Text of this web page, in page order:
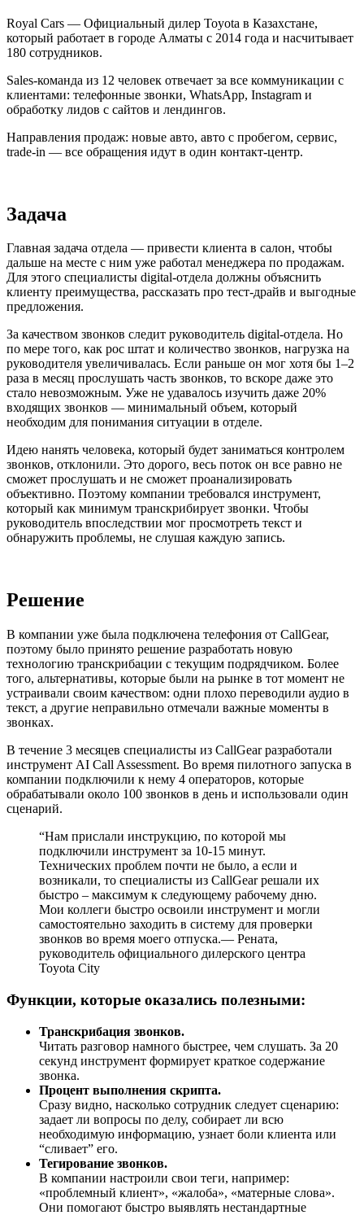
Royal Cars — Официальный дилер Toyota в Казахстане,
который работает в городе Алматы с 2014 года и насчитывает
180 сотрудников.
Sales-команда из 12 человек отвечает за все коммуникации с
клиентами: телефонные звонки, WhatsApp, Instagram и
обработку лидов с сайтов и лендингов.
Направления продаж: новые авто, авто с пробегом, сервис,
trade-in — все обращения идут в один контакт-центр.
Задача
Главная задача отдела — привести клиента в салон, чтобы
дальше на месте с ним уже работал менеджера по продажам.
Для этого специалисты digital-отдела должны объяснить
клиенту преимущества, рассказать про тест-драйв и выгодные
предложения.
За качеством звонков следит руководитель digital-отдела. Но
по мере того, как рос штат и количество звонков, нагрузка на
руководителя увеличивалась. Если раньше он мог хотя бы 1–2
раза в месяц прослушать часть звонков, то вскоре даже это
стало невозможным. Уже не удавалось изучить даже 20%
входящих звонков — минимальный объем, который
необходим для понимания ситуации в отделе.
Идею нанять человека, который будет заниматься контролем
звонков, отклонили. Это дорого, весь поток он все равно не
сможет прослушать и не сможет проанализировать
объективно. Поэтому компании требовался инструмент,
который как минимум транскрибирует звонки. Чтобы
руководитель впоследствии мог просмотреть текст и
обнаружить проблемы, не слушая каждую запись.
Решение
В компании уже была подключена телефония от CallGear,
поэтому было принято решение разработать новую
технологию транскрибации с текущим подрядчиком. Более
того, альтернативы, которые были на рынке в тот момент не
устраивали своим качеством: одни плохо переводили аудио в
текст, а другие неправильно отмечали важные моменты в
звонках.
В течение 3 месяцев специалисты из CallGear разработали
инструмент AI Call Assessment. Во время пилотного запуска в
компании подключили к нему 4 операторов, которые
обрабатывали около 100 звонков в день и использовали один
сценарий.
“Нам прислали инструкцию, по которой мы
подключили инструмент за 10-15 минут.
Технических проблем почти не было, а если и
возникали, то специалисты из CallGear решали их
быстро – максимум к следующему рабочему дню.
Мои коллеги быстро освоили инструмент и могли
самостоятельно заходить в систему для проверки
звонков во время моего отпуска.— Рената,
руководитель официального дилерского центра
Toyota City
Функции, которые оказались полезными:
Транскрибация звонков.
Читать разговор намного быстрее, чем слушать. За 20
секунд инструмент формирует краткое содержание
звонка.
Процент выполнения скрипта.
Сразу видно, насколько сотрудник следует сценарию:
задает ли вопросы по делу, собирает ли всю
необходимую информацию, узнает боли клиента или
“сливает” его.
Тегирование звонков.
В компании настроили свои теги, например:
«проблемный клиент», «жалоба», «матерные слова».
Они помогают быстро выявлять нестандартные